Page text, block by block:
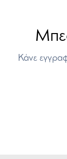
Κάνε